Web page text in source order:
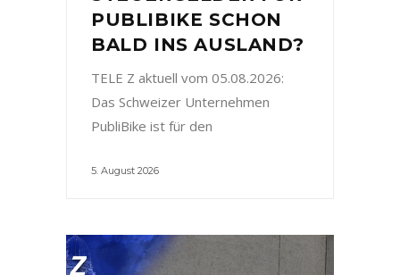
PUBLIBIKE SCHON
BALD INS AUSLAND?
TELE Z aktuell vom 05.08.2026:
Das Schweizer Unternehmen
PubliBike ist für den
5. August 2026